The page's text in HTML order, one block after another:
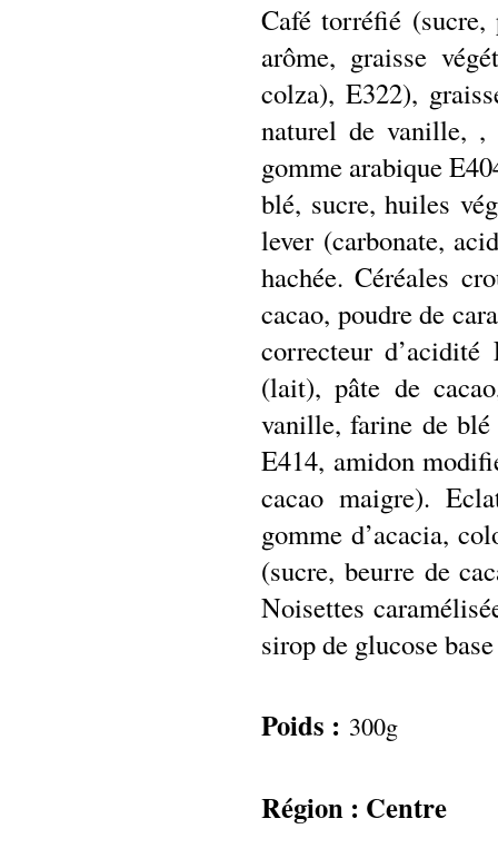
Café torréfié (sucre,
arôme, graisse
colza), E322),
naturel de vanille, ,
gomme arabique
blé, sucre, huiles
lever (carbonate,
hachée. Céréales
cacao, poudre de
correcteur
(lait), pâte de
vanille, farine de blé
E414, amidon
cacao maigre).
gomme d’acacia,
(sucre, beurre de
Noisettes
sirop de glucose
Poids : 300g
Région : Centre